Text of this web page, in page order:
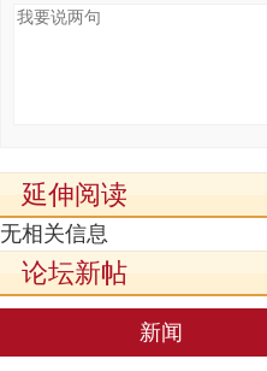
延伸阅读
无相关信息
论坛新帖
新闻